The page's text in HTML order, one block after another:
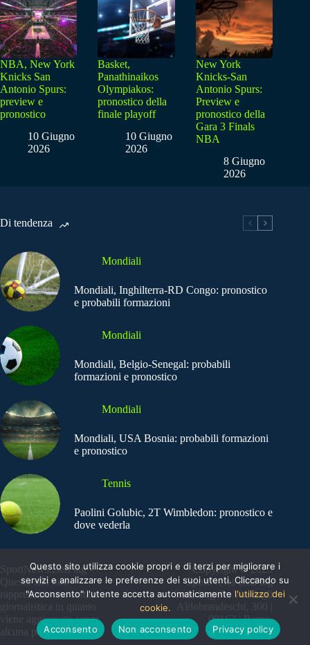
NBA, New York
Knicks San
Antonio Spurs:
preview e
pronostico
10 Giugno
2026
Basket,
Panathinaikos
Olympiakos:
pronostico della
finale playoff
10 Giugno
2026
New York
Knicks-San
Antonio Spurs:
Preview e
pronostico della
Gara 3 Finals
NBA
8 Giugno
2026
Di tendenza
Mondiali
Mondiali, Inghilterra-RD Congo: pronostico
e probabili formazioni
Mondiali
Mondiali, Belgio-Senegal: probabili
formazioni e pronostico
Mondiali
Mondiali, USA Bosnia: probabili formazioni
e pronostico
Tennis
Paolini Golubic, 2T Wimbledon: pronostico e
dove vederla
SportNews.BetFlag -
Questo sito non
rappresenta una testata
giornalistica in quanto
viene aggiornato senza
alcuna periodicità
Copyright © 2025
SportNews BetFlag
Sede Legale: Via degli
Aldobrandeschi, 300 |
00163 | Roma
Questo sito utilizza cookie propri e di terzi per migliorare i
servizi e analizzare le preferenze dei suoi utenti. Cliccando su
"Acconsento" l'utente accetta automaticamente l'utilizzo dei
cookie.
Acconsento
Non acconsento Privacy policy